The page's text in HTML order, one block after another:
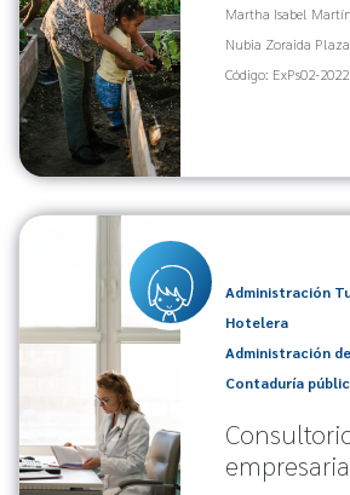
Martha Isabel
Nubia Zoraida
Código: ExPs02-2022
Administración
Hotelera
Administración
Contaduría